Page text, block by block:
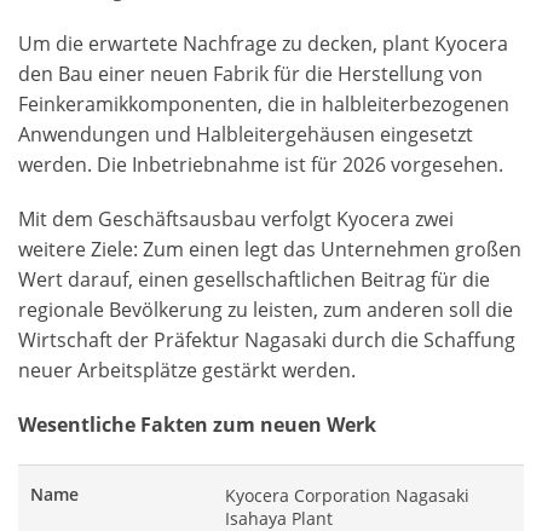
Um die erwartete Nachfrage zu decken, plant Kyocera
den Bau einer neuen Fabrik für die Herstellung von
Feinkeramikkomponenten, die in halbleiterbezogenen
Anwendungen und Halbleitergehäusen eingesetzt
werden. Die Inbetriebnahme ist für 2026 vorgesehen.
Mit dem Geschäftsausbau verfolgt Kyocera zwei
weitere Ziele: Zum einen legt das Unternehmen großen
Wert darauf, einen gesellschaftlichen Beitrag für die
regionale Bevölkerung zu leisten, zum anderen soll die
Wirtschaft der Präfektur Nagasaki durch die Schaffung
neuer Arbeitsplätze gestärkt werden.
Wesentliche Fakten zum neuen Werk
Name
Kyocera Corporation Nagasaki
Isahaya Plant